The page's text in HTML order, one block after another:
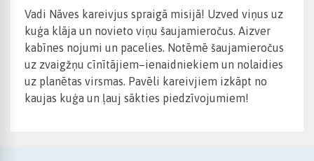
Vadi Nāves kareivjus spraigā misijā! Uzved viņus uz
kuģa klāja un novieto viņu šaujamieročus. Aizver
kabīnes nojumi un pacelies. Notēmē šaujamieročus
uz zvaigžņu cīnītājiem–ienaidniekiem un nolaidies
uz planētas virsmas. Pavēli kareivjiem izkāpt no
kaujas kuģa un ļauj sākties piedzīvojumiem!